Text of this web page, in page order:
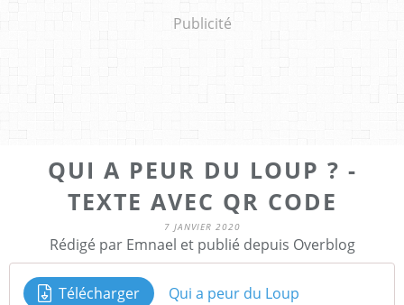
Publicité
QUI A PEUR DU LOUP ? -
TEXTE AVEC QR CODE
7 JANVIER 2020
Rédigé par Emnael et publié depuis Overblog
Télécharger Qui a peur du Loup